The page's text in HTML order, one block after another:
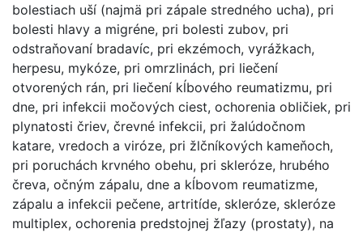
bolestiach uší (najmä pri zápale stredného ucha), pri
bolesti hlavy a migréne, pri bolesti zubov, pri
odstraňovaní bradavíc, pri ekzémoch, vyrážkach,
herpesu, mykóze, pri omrzlinách, pri liečení
otvorených rán, pri liečení kĺbového reumatizmu, pri
dne, pri infekcii močových ciest, ochorenia obličiek, pri
plynatosti čriev, črevné infekcii, pri žalúdočnom
katare, vredoch a viróze, pri žlčníkových kameňoch,
pri poruchách krvného obehu, pri skleróze, hrubého
čreva, očným zápalu, dne a kĺbovom reumatizme,
zápalu a infekcii pečene, artritíde, skleróze, skleróze
multiplex, ochorenia predstojnej žľazy (prostaty), na